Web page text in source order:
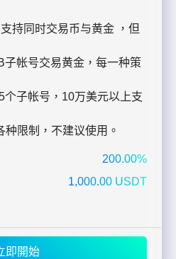
持同时交易币与黄金 ，但
子帐号交易黄金，每一种策
个子帐号，10万美元以上支
限制，不建议使用。
200.00%
1,000.00 USDT
即開始